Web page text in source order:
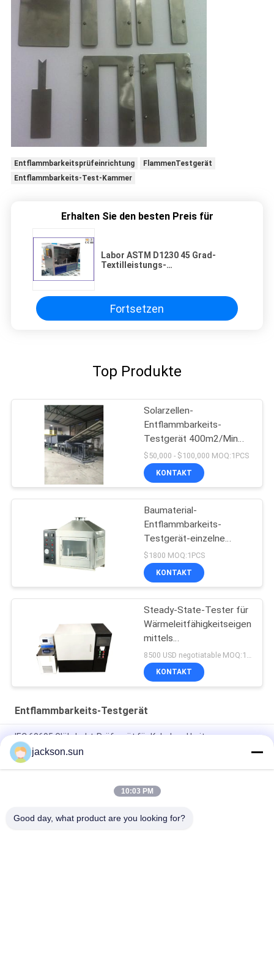
Entflammbarkeitsprüfeinrichtung
FlammenTestgerät
Entflammbarkeits-Test-Kammer
Erhalten Sie den besten Preis für
Labor ASTM D1230 45 Grad-
Textilleistungs-
Fortsetzen
Top Produkte
Solarzellen-
Entflammbarkeits-
Testgerät 400m2/Min
UL790 UL1730
$50,000 - $100,000 MOQ:1PCS
KONTAKT
Baumaterial-
Entflammbarkeits-
Testgerät-einzelne
Quelle 10kpa-50kpa
$1800 MOQ:1PCS
KONTAKT
Steady-State-Tester für
mittels
Wärmeflussmesser
KONTAKT
Entflammbarkeits-Testgerät
IEC 60695 Glühdraht-Prüfgerät für Kabel und Leitungen
Elektrische Heizung Glow Wire Tester für Lichtgeräte
Entflammbarkeitstests
Induktions-vertikale Entflammbarkeits-Kammer für Gang,
jackson.sun
10:03 PM
Good day, what product are you looking for?